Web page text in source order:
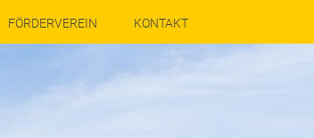
FÖRDERVEREIN KONTAKT